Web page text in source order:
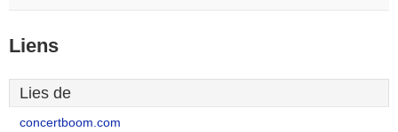
Liens
Lies de
concertboom.com